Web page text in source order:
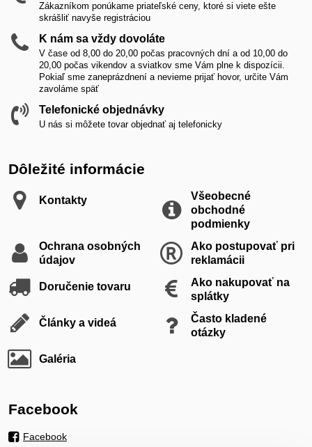
Zákazníkom ponúkame priateľské ceny, ktoré si viete ešte
skrášliť navyše registráciou
K nám sa vždy dovoláte
V čase od 8,00 do 20,00 počas pracovných dní a od 10,00 do
20,00 počas vikendov a sviatkov sme Vám plne k dispozícii.
Pokiaľ sme zaneprázdnení a nevieme prijať hovor, určite Vám
zavoláme späť
Telefonické objednávky
U nás si môžete tovar objednať aj telefonicky
Dôležité informácie
Kontakty
Všeobecné
obchodné
podmienky
Ochrana osobných
údajov
Ako postupovať pri
reklamácii
Doručenie tovaru
Ako nakupovať na
splátky
Články a videá
Často kladené
otázky
Galéria
Facebook
Facebook